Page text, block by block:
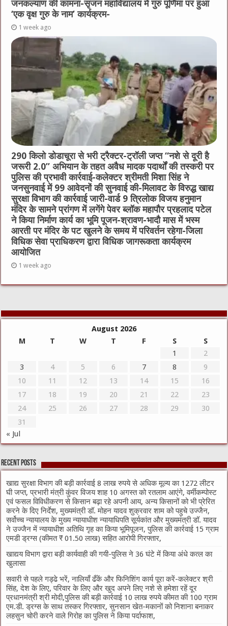
जनकल्याण की कामना-सृजन महाविद्यालय में गुरु पूर्णिमा पर हुआ
‘एक वृक्ष गुरु के नाम’ कार्यक्रम-
1 week ago
290 किलो डोडाचूरा से भरी ट्रैक्टर-ट्रॉली जप्त “नशे से दूरी है
जरूरी 2.0” अभियान के तहत अवैध मादक पदार्थों की तस्करी पर
पुलिस की प्रभावी कार्रवाई-कलेक्टर श्रीमती मिशा सिंह ने
जनसुनवाई में 99 आवेदनों की सुनवाई की-मिलावट के विरुद्ध खाद्य
सुरक्षा विभाग की कार्रवाई जारी-वार्ड 9 त्रिलोक विजय हनुमान
मंदिर के सामने प्रांगण में लगेंगे पेवर ब्लॉक महापौर प्रहलाद पटेल
ने किया निर्माण कार्य का भूमि पूजन-श्रावण-भादौ मास में भस्म
आरती पर मंदिर के पट खुलने के समय में परिवर्तन रहेगा-जिला
विधिक सेवा प्राधिकरण द्वारा विधिक जागरूकता कार्यक्रम
आयोजित
1 week ago
August 2026
M
T W T F S
S
1
2
3
4 5 6 7 8
9
10
11 12 13 14 15
16
17
18 19 20 21 22
23
24
25 26 27 28 29
30
31
« Jul
Recent Posts
खाद्य सुरक्षा विभाग की बड़ी कार्रवाई 8 लाख रुपये से अधिक मूल्य का 1272 लीटर
घी जप्त, प्रभारी मंत्री कुंवर विजय शाह 10 अगस्त को रतलाम आएंगे, वर्मीकम्पोस्ट
एवं फसल विविधीकरण से किसान बढ़ा रहे अपनी आय, अन्य किसानों को भी प्रेरित
करने के दिए निर्देश, मुख्यमंत्री डॉ. मोहन यादव शुक्रवार शाम को पहुचे उज्जैन,
सर्वोच्च न्यायालय के मुख्‍य न्‍यायाधीश न्यायाधिपति सूर्यकांत और मुख्यमंत्री डॉ. यादव
ने उज्जैन में न्यायाधीश अतिथि गृह का किया भूमिपूजन, पुलिस की कार्रवाई 15 ग्राम
एमडी ड्रग्स (कीमत ₹ 01.50 लाख) सहित आरोपी गिरफ्तार,
खाद्यय विभाग द्वारा बड़ी कार्यवाही की गयी-पुलिस ने 36 घंटे में किया अंधे कत्ल का
खुलासा
सवारी से पहले गड्ढे भरें, नालियाँ ढँकें और फिनिशिंग कार्य पूरा करें-कलेक्टर श्री
सिंह, देश के लिए, परिवार के लिए और खुद अपने लिए नशे से हमेशा रहें दूर
प्रधानमंत्री श्री मोदी,पुलिस की बड़ी कार्रवाई 10 लाख रुपये कीमत की 100 ग्राम
एम.डी. ड्रग्स के साथ तस्कर गिरफ्तार, सुनसान खेत-मकानों को निशाना बनाकर
लहसुन चोरी करने वाले गिरोह का पुलिस ने किया पर्दाफाश,